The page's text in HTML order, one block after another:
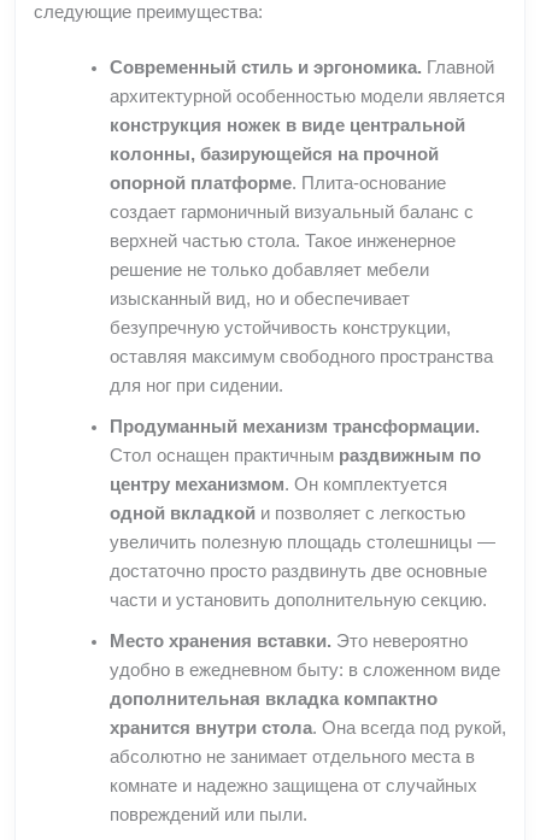
следующие преимущества:
Современный стиль и эргономика. Главной
архитектурной особенностью модели является
конструкция ножек в виде центральной
колонны, базирующейся на прочной
опорной платформе. Плита-основание
создает гармоничный визуальный баланс с
верхней частью стола. Такое инженерное
решение не только добавляет мебели
изысканный вид, но и обеспечивает
безупречную устойчивость конструкции,
оставляя максимум свободного пространства
для ног при сидении.
Продуманный механизм трансформации.
Стол оснащен практичным раздвижным по
центру механизмом. Он комплектуется
одной вкладкой и позволяет с легкостью
увеличить полезную площадь столешницы —
достаточно просто раздвинуть две основные
части и установить дополнительную секцию.
Место хранения вставки. Это невероятно
удобно в ежедневном быту: в сложенном виде
дополнительная вкладка компактно
хранится внутри стола. Она всегда под рукой,
абсолютно не занимает отдельного места в
комнате и надежно защищена от случайных
повреждений или пыли.